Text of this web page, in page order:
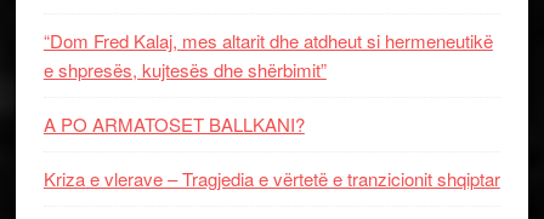
“Dom Fred Kalaj, mes altarit dhe atdheut si hermeneutikë
e shpresës, kujtesës dhe shërbimit”
A PO ARMATOSET BALLKANI?
Kriza e vlerave – Tragjedia e vërtetë e tranzicionit shqiptar